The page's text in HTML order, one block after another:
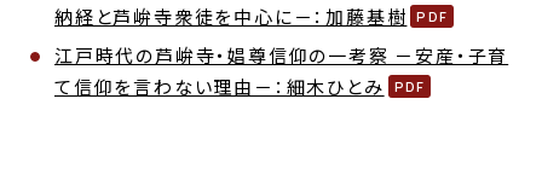
納経と芦峅寺衆徒を中心に－：加藤基樹
江戸時代の芦峅寺・娼尊信仰の一考察 －安産・子育
て信仰を言わない理由－：細木ひとみ